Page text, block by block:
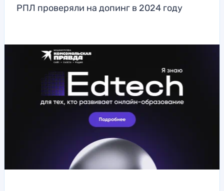
РПЛ проверяли на допинг в 2024 году